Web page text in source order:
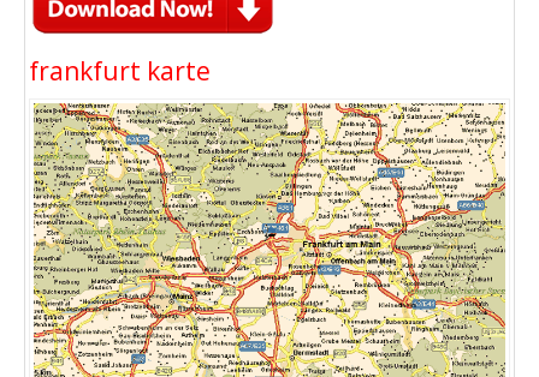
frankfurt karte